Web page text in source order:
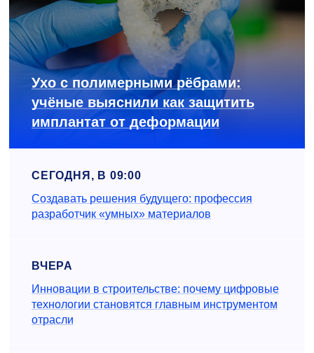
Ухо с полимерными рёбрами:
учёные выяснили как защитить
имплантат от деформации
СЕГОДНЯ, В 09:00
Создавать решения будущего: профессия
разработчик «умных» материалов
ВЧЕРА
Инновации в строительстве: почему цифровые
технологии становятся главным инструментом
отрасли